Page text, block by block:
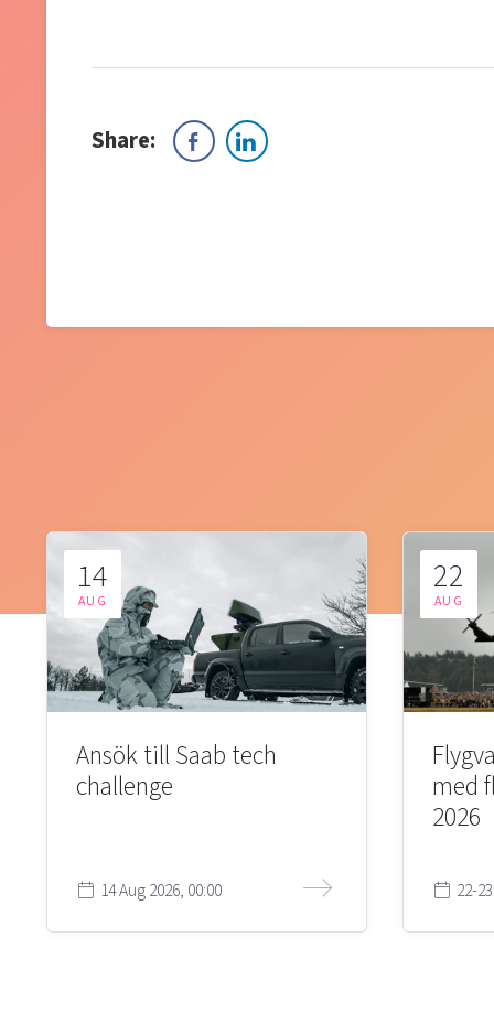
Share:
14
AUG
Ansök till Saab tech
challenge
14 Aug 2026, 00:00
22
AUG
med
2026
22-